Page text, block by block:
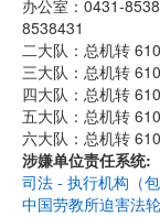
办公室：0431-
8538431
二大队：总机转
三大队：总机转
四大队：总机转
五大队：总机转
六大队：总机转
涉嫌单位责任系统
司法 - 执行机构（
中国劳教所迫害法